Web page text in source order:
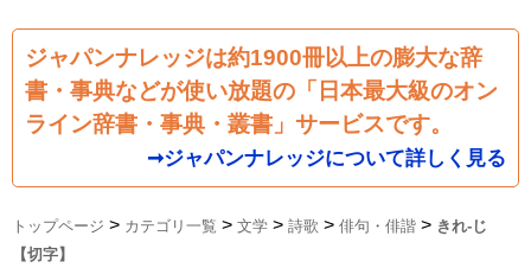
ジャパンナレッジは約1900冊以上の膨大な辞
書・事典などが使い放題の「日本最大級のオン
ライン辞書・事典・叢書」サービスです。
➞ジャパンナレッジについて詳しく見る
トップページ > カテゴリ一覧 > 文学 > 詩歌 > 俳句・俳諧 > きれ‐じ
【切字】